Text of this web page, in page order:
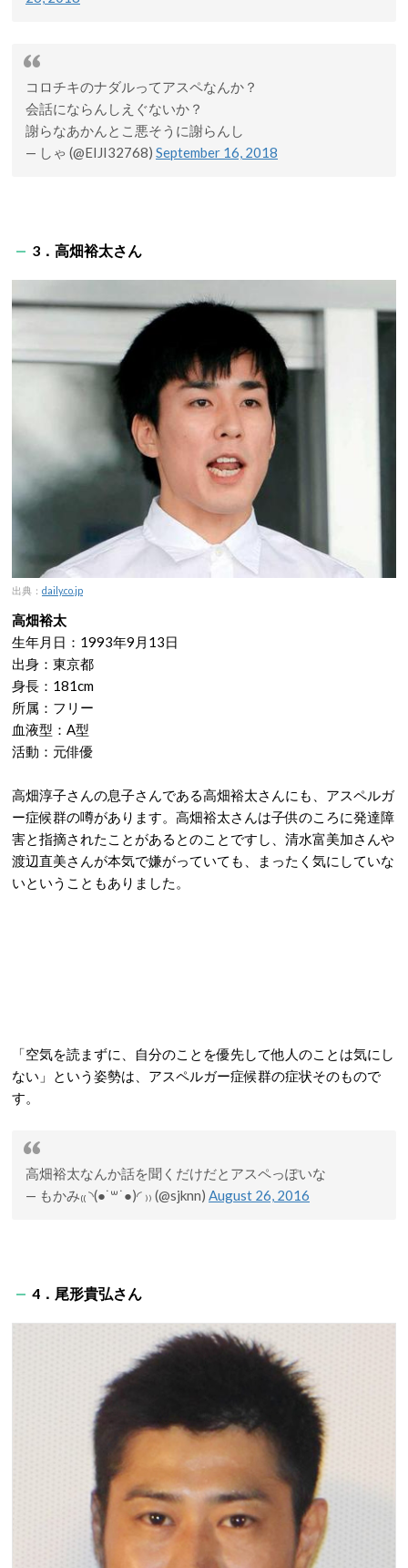
コロチキのナダルってアスペなんか？
会話にならんしえぐないか？
謝らなあかんとこ悪そうに謝らんし
— しゃ (@EIJI32768) September 16, 2018
3．高畑裕太さん
出典： daily.co.jp
高畑裕太
生年月日：1993年9月13日
出身：東京都
身長：181cm
所属：フリー
血液型：A型
活動：元俳優
高畑淳子さんの息子さんである高畑裕太さんにも、アスペルガ
ー症候群の噂があります。高畑裕太さんは子供のころに発達障
害と指摘されたことがあるとのことですし、清水富美加さんや
渡辺直美さんが本気で嫌がっていても、まったく気にしていな
いということもありました。
「空気を読まずに、自分のことを優先して他人のことは気にし
ない」という姿勢は、アスペルガー症候群の症状そのもので
す。
高畑裕太なんか話を聞くだけだとアスペっぽいな
— もかみ₍₍ ◝(●˙꒳˙●)◜ ₎₎ (@sjknn) August 26, 2016
4．尾形貴弘さん